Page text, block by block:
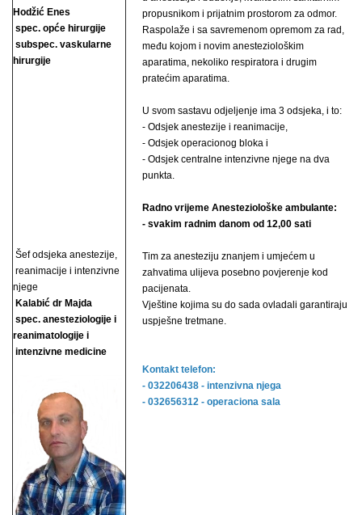
Hodžić Enes
spec. opće hirurgije
subspec. vaskularne
hirurgije
Šef odsjeka anestezije,
reanimacije i intenzivne
njege
Kalabić dr Majda
spec. anesteziologije i
reanimatologije i
intenzivne medicine
propusnikom i prijatnim prostorom za odmor.
Raspolaže i sa savremenom opremom za rad,
među kojom i novim anesteziološkim
aparatima, nekoliko respiratora i drugim
pratećim aparatima.
U svom sastavu odjeljenje ima 3 odsjeka, i to:
- Odsjek anestezije i reanimacije,
- Odsjek operacionog bloka i
- Odsjek centralne intenzivne njege na dva
punkta.
Radno vrijeme Anesteziološke ambulante:
- svakim radnim danom od 12,00 sati
Tim za anesteziju znanjem i umjećem u
zahvatima ulijeva posebno povjerenje kod
pacijenata.
Vještine kojima su do sada ovladali garantiraju
uspješne tretmane.
Kontakt telefon:
- 032206438 - intenzivna njega
- 032656312 - operaciona sala